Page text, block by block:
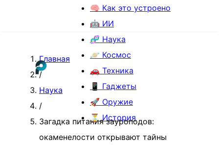
🧠 Как это устроено
🤖 ИИ
🧬 Наука
🪐 Космос
🚗 Техника
📱 Гаджеты
🚀 Оружие
⏳ История
Главная
/
Наука
/
Загадка питания зауроподов:
окаменелости открывают тайны